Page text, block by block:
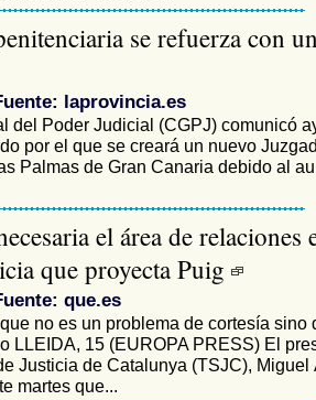
se refuerza con
laprovincia.es
del Poder Judicial (CGPJ) comunicó
por el que se creará un nuevo
Palmas de Gran Canaria debido al
el área de relaciones
que proyecta Puig
que.es
no es un problema de cortesía sino
LLEIDA, 15 (EUROPA PRESS) El
Justicia de Catalunya (TSJC), Miguel
martes que...